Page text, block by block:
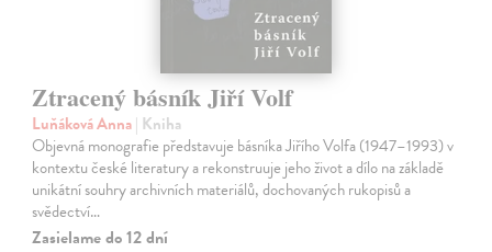
Ztracený básník Jiří Volf
Luňáková Anna| Kniha
Objevná monografie představuje básníka Jiřího Volfa (1947–1993) v
kontextu české literatury a rekonstruuje jeho život a dílo na základě
unikátní souhry archivních materiálů, dochovaných rukopisů a
svědectví…
Zasielame do 12 dní